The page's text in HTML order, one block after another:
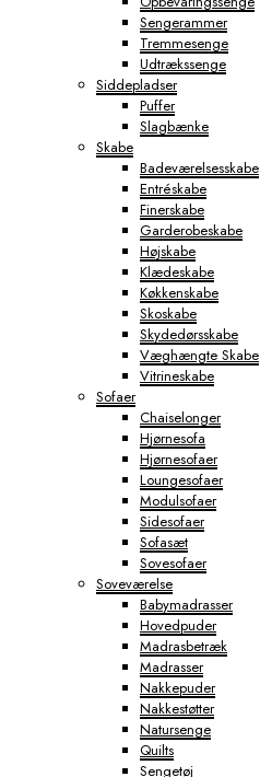
Sengerammer
Tremmesenge
Udtrækssenge
Siddepladser
Puffer
Slagbænke
Skabe
Badeværelsesskabe
Entréskabe
Finerskabe
Garderobeskabe
Højskabe
Klædeskabe
Køkkenskabe
Skoskabe
Skydedørsskabe
Væghængte Skabe
Vitrineskabe
Sofaer
Chaiselonger
Hjørnesofa
Hjørnesofaer
Loungesofaer
Modulsofaer
Sidesofaer
Sofasæt
Sovesofaer
Soveværelse
Babymadrasser
Hovedpuder
Madrasbetræk
Madrasser
Nakkepuder
Nakkestøtter
Natursenge
Quilts
Sengetøj